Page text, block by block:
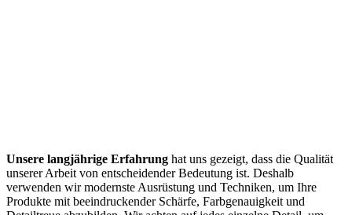
Unsere langjährige Erfahrung hat uns gezeigt, dass die Qualität
unserer Arbeit von entscheidender Bedeutung ist. Deshalb
verwenden wir modernste Ausrüstung und Techniken, um Ihre
Produkte mit beeindruckender Schärfe, Farbgenauigkeit und